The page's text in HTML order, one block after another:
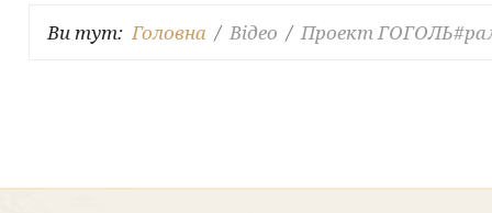
Ви тут:Головна Відео Проект